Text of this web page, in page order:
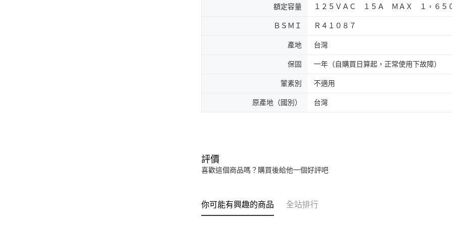
額定容量 １２５ＶＡＣ １５Ａ ＭＡＸ １，６５
ＢＳＭＩ Ｒ４１０８７
產地 台灣
保固 一年（自購買日算起，正常使用下故障）
葷素別 不適用
原產地（國別） 台灣
評價
喜歡這個商品嗎？購買後給他一個好評吧
你可能有興趣的商品 全站排行